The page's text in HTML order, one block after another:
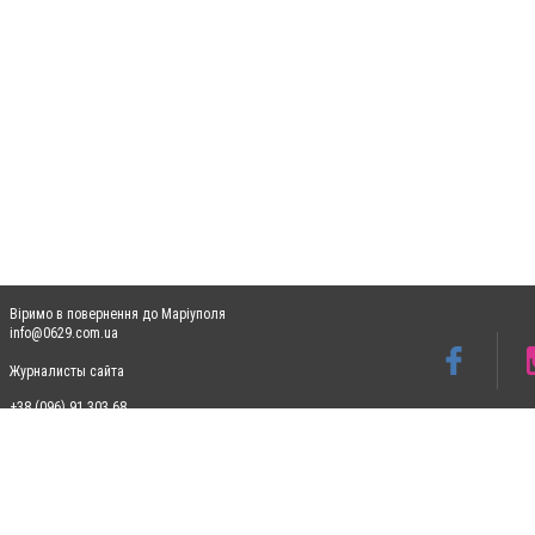
Віримо в повернення до Маріуполя
info@0629.com.ua
Журналисты сайта
+38 (096) 91 303 68